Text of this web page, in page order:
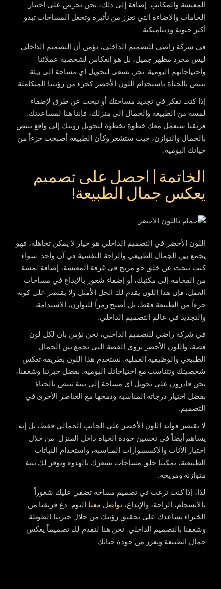
المعيشة والمكاتب. إضافة إلى ذلك، نحن نحرص على اختيار
الخامات والإضاءة التي تعزز من تأثيره وتجعل المساحات تبدو
أكثر حيوية وديناميكية.
في شركة راضي للتصميم الداخلي، نؤمن أن التصميم الداخلي
ليس مجرد مظهر جميل، بل هو انعكاس لشخصية عملائنا
واحتياجاتهم اليومية. نحن نسعى لتحويل أي مساحة إلى بيئة
تنبض بالحياة باستخدام اللون الأخضر كجزء من رؤيتنا المتكاملة.
إذا كنت تفكر في تجديد مساحتك أو تبحث عن طرق لإضفاء
لمسة من الطبيعة والجمال إلى منزلك، فإننا هنا لمساعدتك.
فريقنا سيعمل معك خطوة بخطوة لتحويل رؤيتك إلى واقع ينبض
بالجمال والتوازن، حيث ستشعر وكأن الطبيعة أصبحت جزءاً من
حياتك اليومية.
الخاتمة | احصل على تصميم
يعكس جمال الطبيعة!
اللون الأخضر في التصميم الداخلي هو خيار لا يمكن تجاهله، فهو
يجمع بين الجمال الطبيعي والراحة النفسية في آن واحد. سواء
كنت تبحث عن خلق جو مريح في غرفة المعيشة، إضافة لمسة
من الفخامة إلى مكتبك، أو إضفاء شعور بالإبداع في مساحات
العمل، فإن هذا اللون يقدم لك الحل الأمثل ولا يقتصر على كونه
جزءاً من الطبيعة فقط، بل أصبح رمزاً للتوازن، الاستدامة،
والتجديد في عالم التصميم الداخلي.
في شركة راضي للتصميم الداخلي، نحن نؤمن بأن لكل لون
قصة، واللون الأخضر يروي القصة التي تجمع بين الجمال
الطبيعي والوظيفية العملية. نستخدم هذا اللون بطريقة تعكس
شخصيتك وتتناسب مع احتياجاتك اليومية. بفضل خبرتنا وشغفنا،
نحن قادرون على تحويل أي مساحة إلى بيئة تنبض بالحياة
بفضل اختيار درجاته المناسبة ودمجها مع العناصر الأخرى في
التصميم.
لا تقتصر فوائد اللون الأخضر على الجانب الجمالي فقط، بل إنه
يساهم أيضاً في تحسين جودة الحياة داخل المنزل. من خلال
اختيار الأثاث والإكسسوارات المناسبة، واستخدام النباتات
الطبيعية، يمكننا خلق مساحات تشعرك بالهدوء وتوفر لك بيئة
متوازنة ومريحة.
لذا، إذا كنت ترغب في تصميم مساحة تضفي عليك شعوراً
بالانسجام، الراحة، والإبداع،تواصل معنا اليوم. دع فريقنا من
الخبراء يساعدك على تحقيق رؤيتك من خلال خبرتنا الطويلة
وشغفنا بالتصميم الداخلي. نحن هنا لنقدم لك تصميماً يعكس
جمال الطبيعة ويعزز من جودة حياتك.